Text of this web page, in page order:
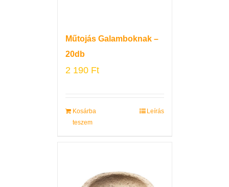
Műtojás Galamboknak –
20db
2 190 Ft
Kosárba
teszem
Leírás